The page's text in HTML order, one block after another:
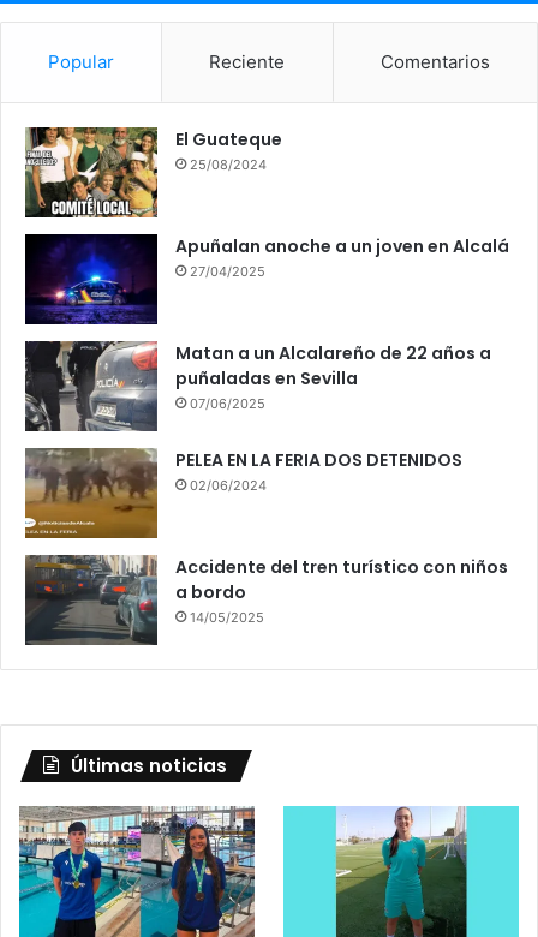
Popular Reciente Comentarios
El Guateque
25/08/2024
Apuñalan anoche a un joven en Alcalá
27/04/2025
Matan a un Alcalareño de 22 años a
puñaladas en Sevilla
07/06/2025
PELEA EN LA FERIA DOS DETENIDOS
02/06/2024
Accidente del tren turístico con niños
a bordo
14/05/2025
Últimas noticias